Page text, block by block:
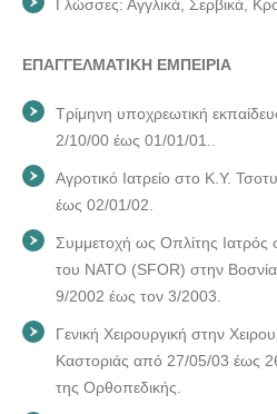
Γλώσσες: Αγγλικά, Σερβικά,
ΕΠΑΓΓΕΛΜΑΤΙΚΗ ΕΜΠΕΙΡΙΑ
Τρίμηνη υποχρεωτική
2/10/00 έως 01/01/01..
Αγροτικό Ιατρείο στο Κ.Υ.
έως 02/01/02.
Συμμετοχή ως Οπλίτης Ιατρός
του ΝΑΤΟ (SFOR) στην
9/2002 έως τον 3/2003.
Γενική Χειρουργική στην
Καστοριάς από 27/05/03 έως
της Ορθοπεδικής.